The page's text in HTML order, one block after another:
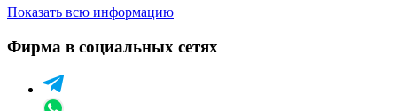
Показать всю информацию
Фирма в социальных сетях